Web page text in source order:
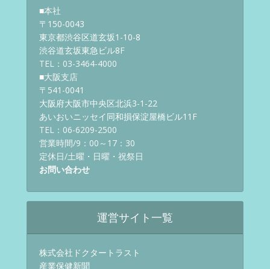
■本社
〒150-0043
東京都渋谷区道玄坂1-10-8
渋谷道玄坂東急ビル8F
TEL：03-3464-4000
■大阪支店
〒541-0041
大阪府大阪市中央区北浜3-1-22
あいおいニッセイ同和損保淀屋橋ビル11F
TEL：06-6209-2500
営業時間/9：00～17：30
定休日/土曜・日曜・祝祭日
お問い合わせ
運営サイト一覧
株式会社ドクタートラスト
産業保健新聞